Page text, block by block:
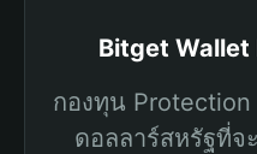
Bitget Wallet
กองทุน
ดอลลาร์สหรัฐที่จ